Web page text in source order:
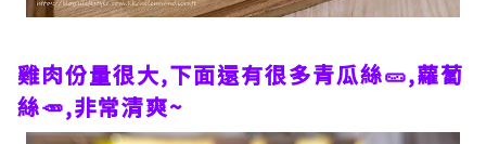
雞肉份量很大,下面還有很多青瓜絲🥒,蘿蔔
絲🥕,非常清爽~